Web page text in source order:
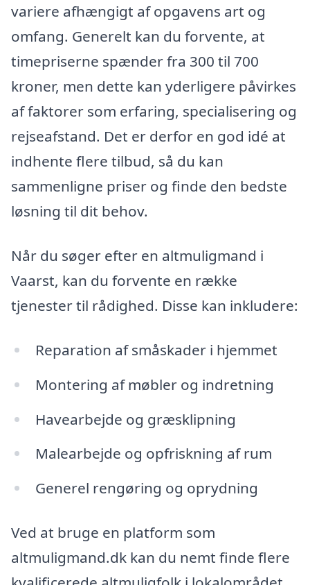
variere afhængigt af opgavens art og
omfang. Generelt kan du forvente, at
timepriserne spænder fra 300 til 700
kroner, men dette kan yderligere påvirkes
af faktorer som erfaring, specialisering og
rejseafstand. Det er derfor en god idé at
indhente flere tilbud, så du kan
sammenligne priser og finde den bedste
løsning til dit behov.
Når du søger efter en altmuligmand i
Vaarst, kan du forvente en række
tjenester til rådighed. Disse kan inkludere:
Reparation af småskader i hjemmet
Montering af møbler og indretning
Havearbejde og græsklipning
Malearbejde og opfriskning af rum
Generel rengøring og oprydning
Ved at bruge en platform som
altmuligmand.dk kan du nemt finde flere